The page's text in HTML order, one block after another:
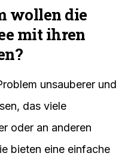
wollen die
mit ihren
unsauberer und
das viele
oder an anderen
bieten eine einfache